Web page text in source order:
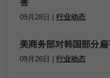
害
09月28日 | 行业动态
美商务部对韩国部分
09月26日 | 行业动态